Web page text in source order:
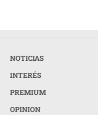
NOTICIAS
INTERÉS
PREMIUM
OPINION